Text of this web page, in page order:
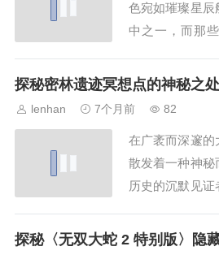
打造，它不...
色宛如璀璨星辰
中之一，而那
神秘的世界，海
光，当我们打开
首先映入眼帘的
探秘密林遗迹冥想点的神秘之处
lenhan 7个月前 82
在广袤而深邃的
散发着一种神秘
历史的沉默见
有一处特别的
探秘〈无双大蛇 2 特别版〉隐